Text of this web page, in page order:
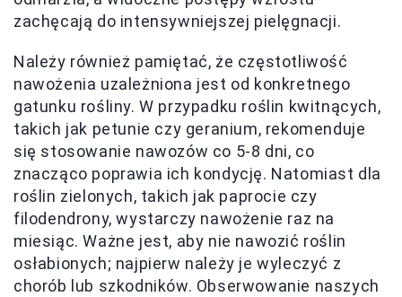
zachęcają do intensywniejszej pielęgnacji.
Należy również pamiętać, że częstotliwość
nawożenia uzależniona jest od konkretnego
gatunku rośliny. W przypadku roślin kwitnących,
takich jak petunie czy geranium, rekomenduje
się stosowanie nawozów co 5-8 dni, co
znacząco poprawia ich kondycję. Natomiast dla
roślin zielonych, takich jak paprocie czy
filodendrony, wystarczy nawożenie raz na
miesiąc. Ważne jest, aby nie nawozić roślin
osłabionych; najpierw należy je wyleczyć z
chorób lub szkodników. Obserwowanie naszych